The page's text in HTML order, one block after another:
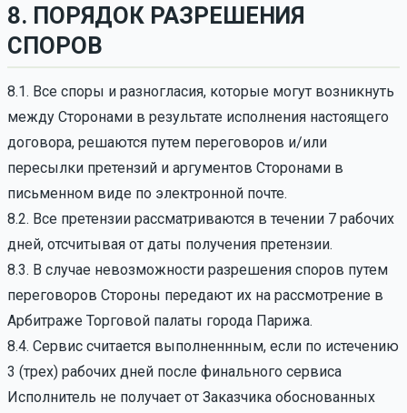
8. ПОРЯДОК РАЗРЕШЕНИЯ
СПОРОВ
8.1. Все споры и разногласия, которые могут возникнуть
между Сторонами в результате исполнения настоящего
договора, решаются путем переговоров и/или
пересылки претензий и аргументов Сторонами в
письменном виде по электронной почте.
8.2. Все претензии рассматриваются в течении 7 рабочих
дней, отсчитывая от даты получения претензии.
8.3. В случае невозможности разрешения споров путем
переговоров Стороны передают их на рассмотрение в
Арбитраже Торговой палаты города Парижа.
8.4. Сервис считается выполненнным, если по истечению
3 (трех) рабочих дней после финального сервиса
Исполнитель не получает от Заказчика обоснованных